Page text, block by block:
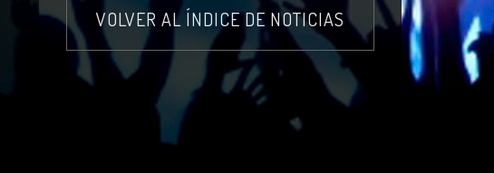
VOLVER AL ÍNDICE DE NOTICIAS